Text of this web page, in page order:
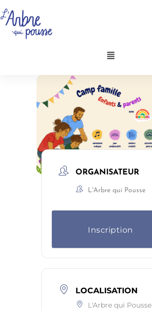
au
contenu
Menu
ORGANISATEUR
L'Arbre qui Pousse
Inscription
LOCALISATION
L'Arbre qui Pousse